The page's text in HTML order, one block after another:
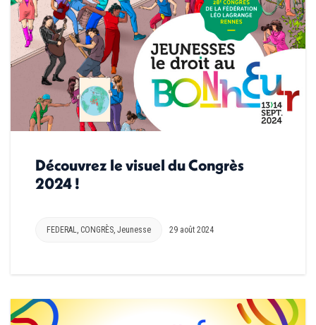
Découvrez le visuel du Congrès
2024 !
FEDERAL CONGRÈS Jeunesse 29 août 2024